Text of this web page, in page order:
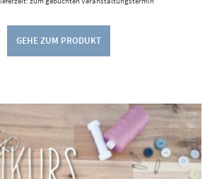
GEHE ZUM PRODUKT